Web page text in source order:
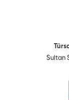
Sultan